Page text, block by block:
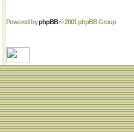
Powered byphpBB© 2001 phpBB Group